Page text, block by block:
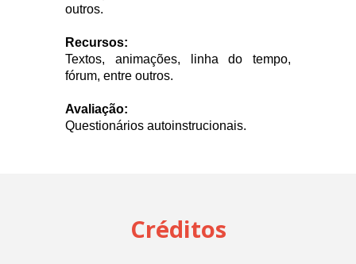
outros.
Recursos:
Textos, animações, linha do tempo,
fórum, entre outros.
Avaliação:
Questionários autoinstrucionais.
Créditos